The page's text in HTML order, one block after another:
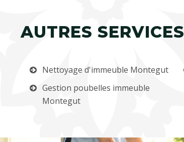
AUTRES SERVICES
Nettoyage d'immeuble Montegut
Gestion poubelles immeuble
Montegut